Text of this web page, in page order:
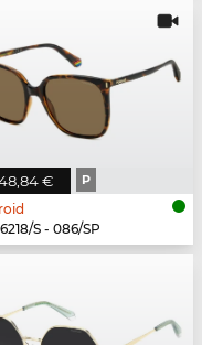
€ P
S - 086/SP